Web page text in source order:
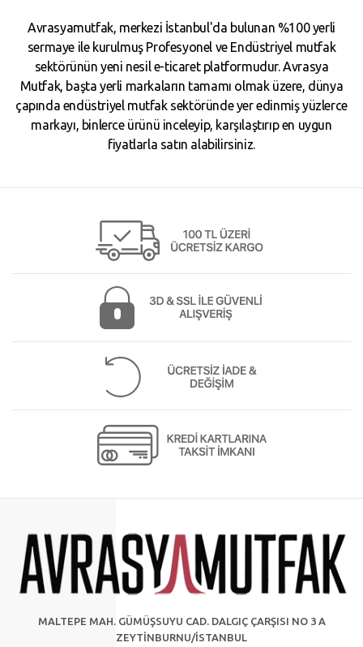
Avrasyamutfak, merkezi İstanbul'da bulunan %100 yerli
sermaye ile kurulmuş Profesyonel ve Endüstriyel mutfak
sektörünün yeni nesil e-ticaret platformudur. Avrasya
Mutfak, başta yerli markaların tamamı olmak üzere, dünya
çapında endüstriyel mutfak sektöründe yer edinmiş yüzlerce
markayı, binlerce ürünü inceleyip, karşılaştırıp en uygun
fiyatlarla satın alabilirsiniz.
MALTEPE MAH. GÜMÜŞSUYU CAD. DALGIÇ ÇARŞISI NO 3 A
ZEYTİNBURNU/İSTANBUL